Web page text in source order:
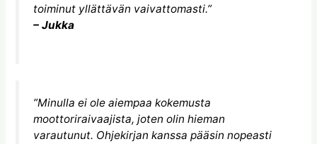
toiminut yllättävän vaivattomasti.”
– Jukka
”Minulla ei ole aiempaa kokemusta
moottoriraivaajista, joten olin hieman
varautunut. Ohjekirjan kanssa pääsin nopeasti